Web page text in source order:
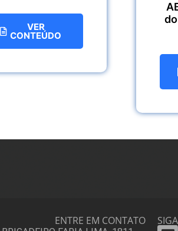
VER
CONTEÚDO
ENTRE EM CONTATO